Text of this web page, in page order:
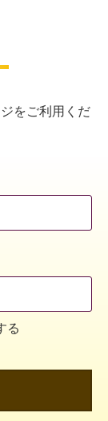
をご利用くだ
る